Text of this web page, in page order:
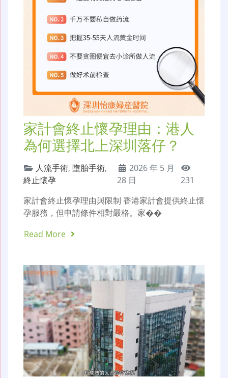
家計會終止懷孕理由：港人
為何選擇北上深圳落仔？
人流手術, 墮胎手術,
終止懷孕
2026 年 5 月
28 日
231
家計會終止懷孕理由與限制 香港家計會提供終止懷
孕服務，但申請條件相對嚴格。家��
Read More